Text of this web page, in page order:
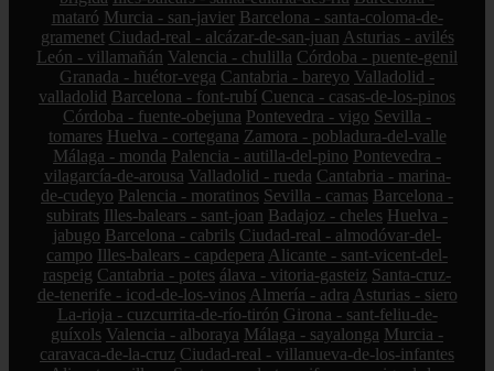
mataró Murcia - san-javier Barcelona - santa-coloma-de-
gramenet Ciudad-real - alcázar-de-san-juan Asturias - avilés
León - villamañán Valencia - chulilla Córdoba - puente-genil
Granada - huétor-vega Cantabria - bareyo Valladolid -
valladolid Barcelona - font-rubí Cuenca - casas-de-los-pinos
Córdoba - fuente-obejuna Pontevedra - vigo Sevilla -
tomares Huelva - cortegana Zamora - pobladura-del-valle
Málaga - monda Palencia - autilla-del-pino Pontevedra -
vilagarcía-de-arousa Valladolid - rueda Cantabria - marina-
de-cudeyo Palencia - moratinos Sevilla - camas Barcelona -
subirats Illes-balears - sant-joan Badajoz - cheles Huelva -
jabugo Barcelona - cabrils Ciudad-real - almodóvar-del-
campo Illes-balears - capdepera Alicante - sant-vicent-del-
raspeig Cantabria - potes álava - vitoria-gasteiz Santa-cruz-
de-tenerife - icod-de-los-vinos Almería - adra Asturias - siero
La-rioja - cuzcurrita-de-río-tirón Girona - sant-feliu-de-
guíxols Valencia - alboraya Málaga - sayalonga Murcia -
caravaca-de-la-cruz Ciudad-real - villanueva-de-los-infantes